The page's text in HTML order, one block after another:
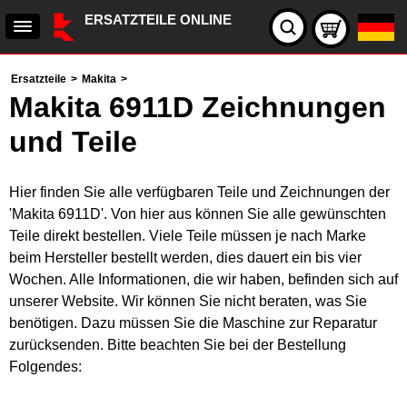
ERSATZTEILE ONLINE
Ersatzteile > Makita >
Makita 6911D Zeichnungen
und Teile
Hier finden Sie alle verfügbaren Teile und Zeichnungen der
'Makita 6911D'. Von hier aus können Sie alle gewünschten
Teile direkt bestellen. Viele Teile müssen je nach Marke
beim Hersteller bestellt werden, dies dauert ein bis vier
Wochen. Alle Informationen, die wir haben, befinden sich auf
unserer Website. Wir können Sie nicht beraten, was Sie
benötigen. Dazu müssen Sie die Maschine zur Reparatur
zurücksenden. Bitte beachten Sie bei der Bestellung
Folgendes: